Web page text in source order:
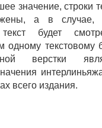
значение, строки
а в случае,
будет
текстовому
верстки
всего издания.